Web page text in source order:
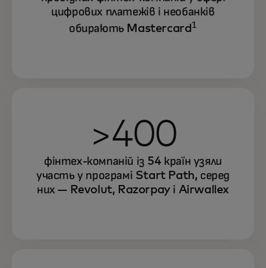
цифрових платежів і необанків
обирають Mastercard1
>400
фінтех-компаній із 54 країн узяли
участь у програмі Start Path, серед
них — Revolut, Razorpay і Airwallex